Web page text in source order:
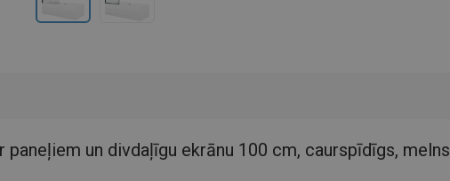
un divdaļīgu ekrānu 100 cm, caurspīdīgs, melns